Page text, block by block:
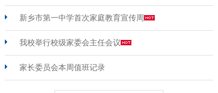
新乡市第一中学首次家庭教育宣传周
我校举行校级家委会主任会议
家长委员会本周值班记录